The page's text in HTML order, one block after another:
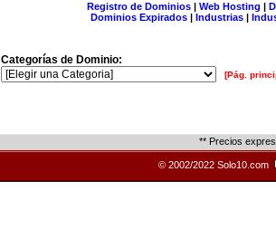
Registro de Dominios| Web Hosting |
Dominios Expirados | Industrias |
Categorías de Dominio:
[Pág.
** Precios
© 2002/2022 Solo10.com